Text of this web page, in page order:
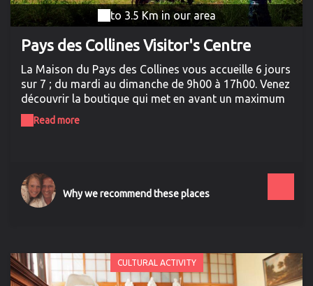
to 3.5 Km in our area
Pays des Collines Visitor's Centre
La Maison du Pays des Collines vous accueille 6 jours
sur 7 ; du mardi au dimanche de 9h00 à 17h00. Venez
découvrir la boutique qui met en avant un maximum
de produits régionaux ! Vous y trouvez sa célèbre
bière la Quintine ; ses confitures ; le café des
mosaïque ; .... L'espace Accueil vous propose ses
cartes points noeuds - 350 km de réseau pédestre -
1600 km de réseau vélo -. Aussi tout un assortiment
Read more
Why we recommend these places
CULTURAL ACTIVITY